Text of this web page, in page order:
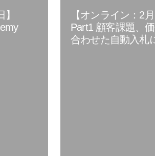
【オンライン：2月
Part1 顧客課題、
合わせた自動入札